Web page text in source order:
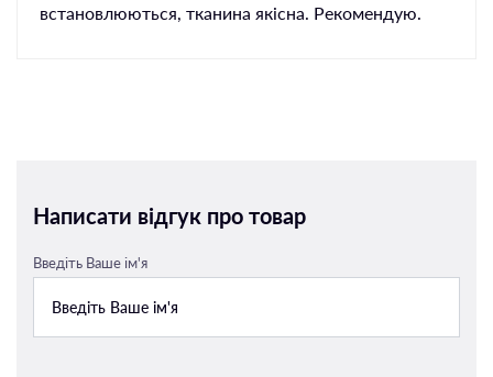
встановлюються, тканина якісна. Рекомендую.
Написати відгук про товар
Введіть Ваше ім'я